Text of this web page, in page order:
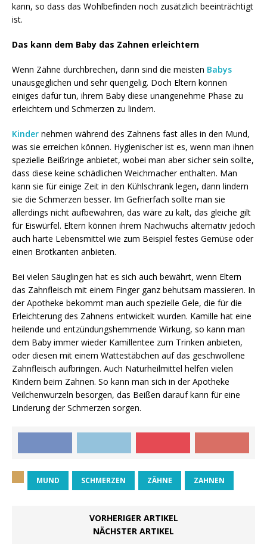
kann, so dass das Wohlbefinden noch zusätzlich beeinträchtigt
ist.
Das kann dem Baby das Zahnen erleichtern
Wenn Zähne durchbrechen, dann sind die meisten Babys
unausgeglichen und sehr quengelig. Doch Eltern können
einiges dafür tun, ihrem Baby diese unangenehme Phase zu
erleichtern und Schmerzen zu lindern.
Kinder nehmen während des Zahnens fast alles in den Mund,
was sie erreichen können. Hygienischer ist es, wenn man ihnen
spezielle Beißringe anbietet, wobei man aber sicher sein sollte,
dass diese keine schädlichen Weichmacher enthalten. Man
kann sie für einige Zeit in den Kühlschrank legen, dann lindern
sie die Schmerzen besser. Im Gefrierfach sollte man sie
allerdings nicht aufbewahren, das wäre zu kalt, das gleiche gilt
für Eiswürfel. Eltern können ihrem Nachwuchs alternativ jedoch
auch harte Lebensmittel wie zum Beispiel festes Gemüse oder
einen Brotkanten anbieten.
Bei vielen Säuglingen hat es sich auch bewährt, wenn Eltern
das Zahnfleisch mit einem Finger ganz behutsam massieren. In
der Apotheke bekommt man auch spezielle Gele, die für die
Erleichterung des Zahnens entwickelt wurden. Kamille hat eine
heilende und entzündungshemmende Wirkung, so kann man
dem Baby immer wieder Kamillentee zum Trinken anbieten,
oder diesen mit einem Wattestäbchen auf das geschwollene
Zahnfleisch aufbringen. Auch Naturheilmittel helfen vielen
Kindern beim Zahnen. So kann man sich in der Apotheke
Veilchenwurzeln besorgen, das Beißen darauf kann für eine
Linderung der Schmerzen sorgen.
MUND SCHMERZEN ZÄHNE ZAHNEN
VORHERIGER ARTIKEL
NÄCHSTER ARTIKEL